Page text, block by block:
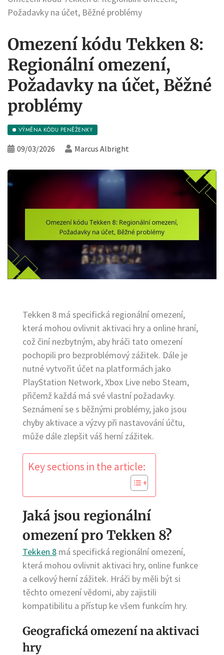
Požadavky na účet, Běžné problémy
Omezení kódu Tekken 8:
Regionální omezení,
Požadavky na účet, Běžné
problémy
VÝMĚNA KÓDU PENĚŽENKY
09/03/2026 Marcus Albright
Tekken 8 má specifická regionální omezení,
která mohou ovlivnit aktivaci hry a online hraní,
což činí nezbytným, aby hráči tato omezení
pochopili pro bezproblémový zážitek. Dále je
nutné vytvořit účet na platformách jako
PlayStation Network, Xbox Live nebo Steam,
přičemž každá má své vlastní požadavky.
Seznámení se s běžnými problémy, jako jsou
chyby aktivace a výzvy při nastavování účtu,
může dále zlepšit váš herní zážitek.
Key sections in the article:
Jaká jsou regionální
omezení pro Tekken 8?
Tekken 8 má specifická regionální omezení,
která mohou ovlivnit aktivaci hry, online funkce
a celkový herní zážitek. Hráči by měli být si
těchto omezení vědomi, aby zajistili
kompatibilitu a přístup ke všem funkcím hry.
Geografická omezení na aktivaci
hry